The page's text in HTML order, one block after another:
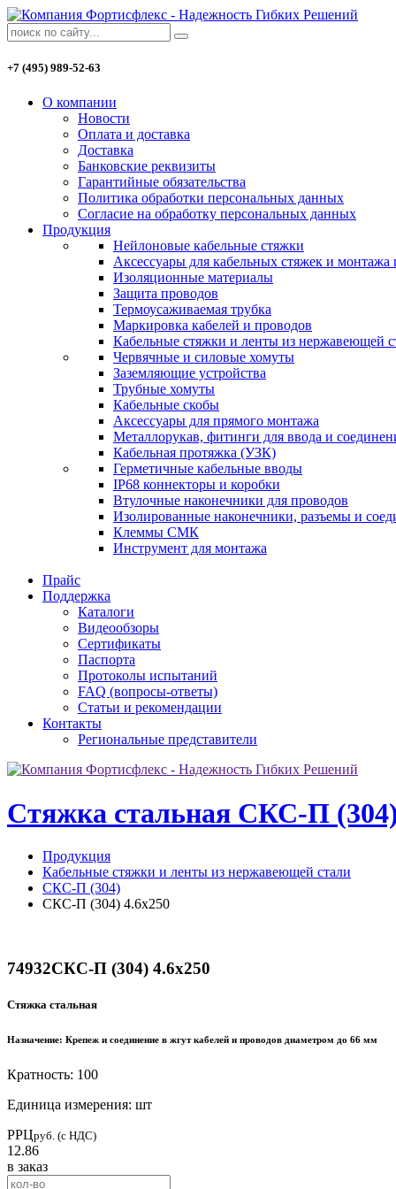
+7 (495) 989-52-63
О компании
Новости
Оплата и доставка
Доставка
Банковские реквизиты
Гарантийные обязательства
Политика обработки персональных данных
Согласие на обработку персональных данных
Продукция
Нейлоновые кабельные стяжки
Аксессуары для кабельных стяжек и монтажа
Изоляционные материалы
Защита проводов
Термоусаживаемая трубка
Маркировка кабелей и проводов
Кабельные стяжки и ленты из нержавеющей
Червячные и силовые хомуты
Заземляющие устройства
Трубные хомуты
Кабельные скобы
Аксессуары для прямого монтажа
Металлорукав, фитинги для ввода и
Кабельная протяжка (УЗК)
Герметичные кабельные вводы
IP68 коннекторы и коробки
Втулочные наконечники для проводов
Изолированные наконечники, разъемы и
Клеммы СМК
Инструмент для монтажа
Прайс
Поддержка
Каталоги
Видеообзоры
Сертификаты
Паспорта
Протоколы испытаний
FAQ (вопросы-ответы)
Статьи и рекомендации
Контакты
Региональные представители
Стяжка стальная СКС-П
Продукция
Кабельные стяжки и ленты из нержавеющей стали
СКС-П (304)
СКС-П (304) 4.6х250
74932СКС-П (304) 4.6х250
Стяжка стальная
Назначение: Крепеж и соединение в жгут кабелей и проводов диаметром до 66 мм
Кратность: 100
Единица измерения: шт
РРЦруб. (с НДС)
12.86
в заказ